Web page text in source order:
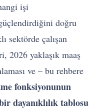
işi
doğru
sektörde çalışan
2026 yaklaşık maaş
ve – bu rehbere
fonksiyonunun
dayanıklılık tablosu